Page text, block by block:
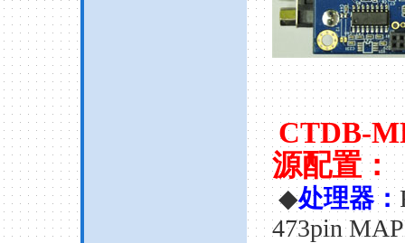
CTDB-
源配置：
◆处理器：
473pin